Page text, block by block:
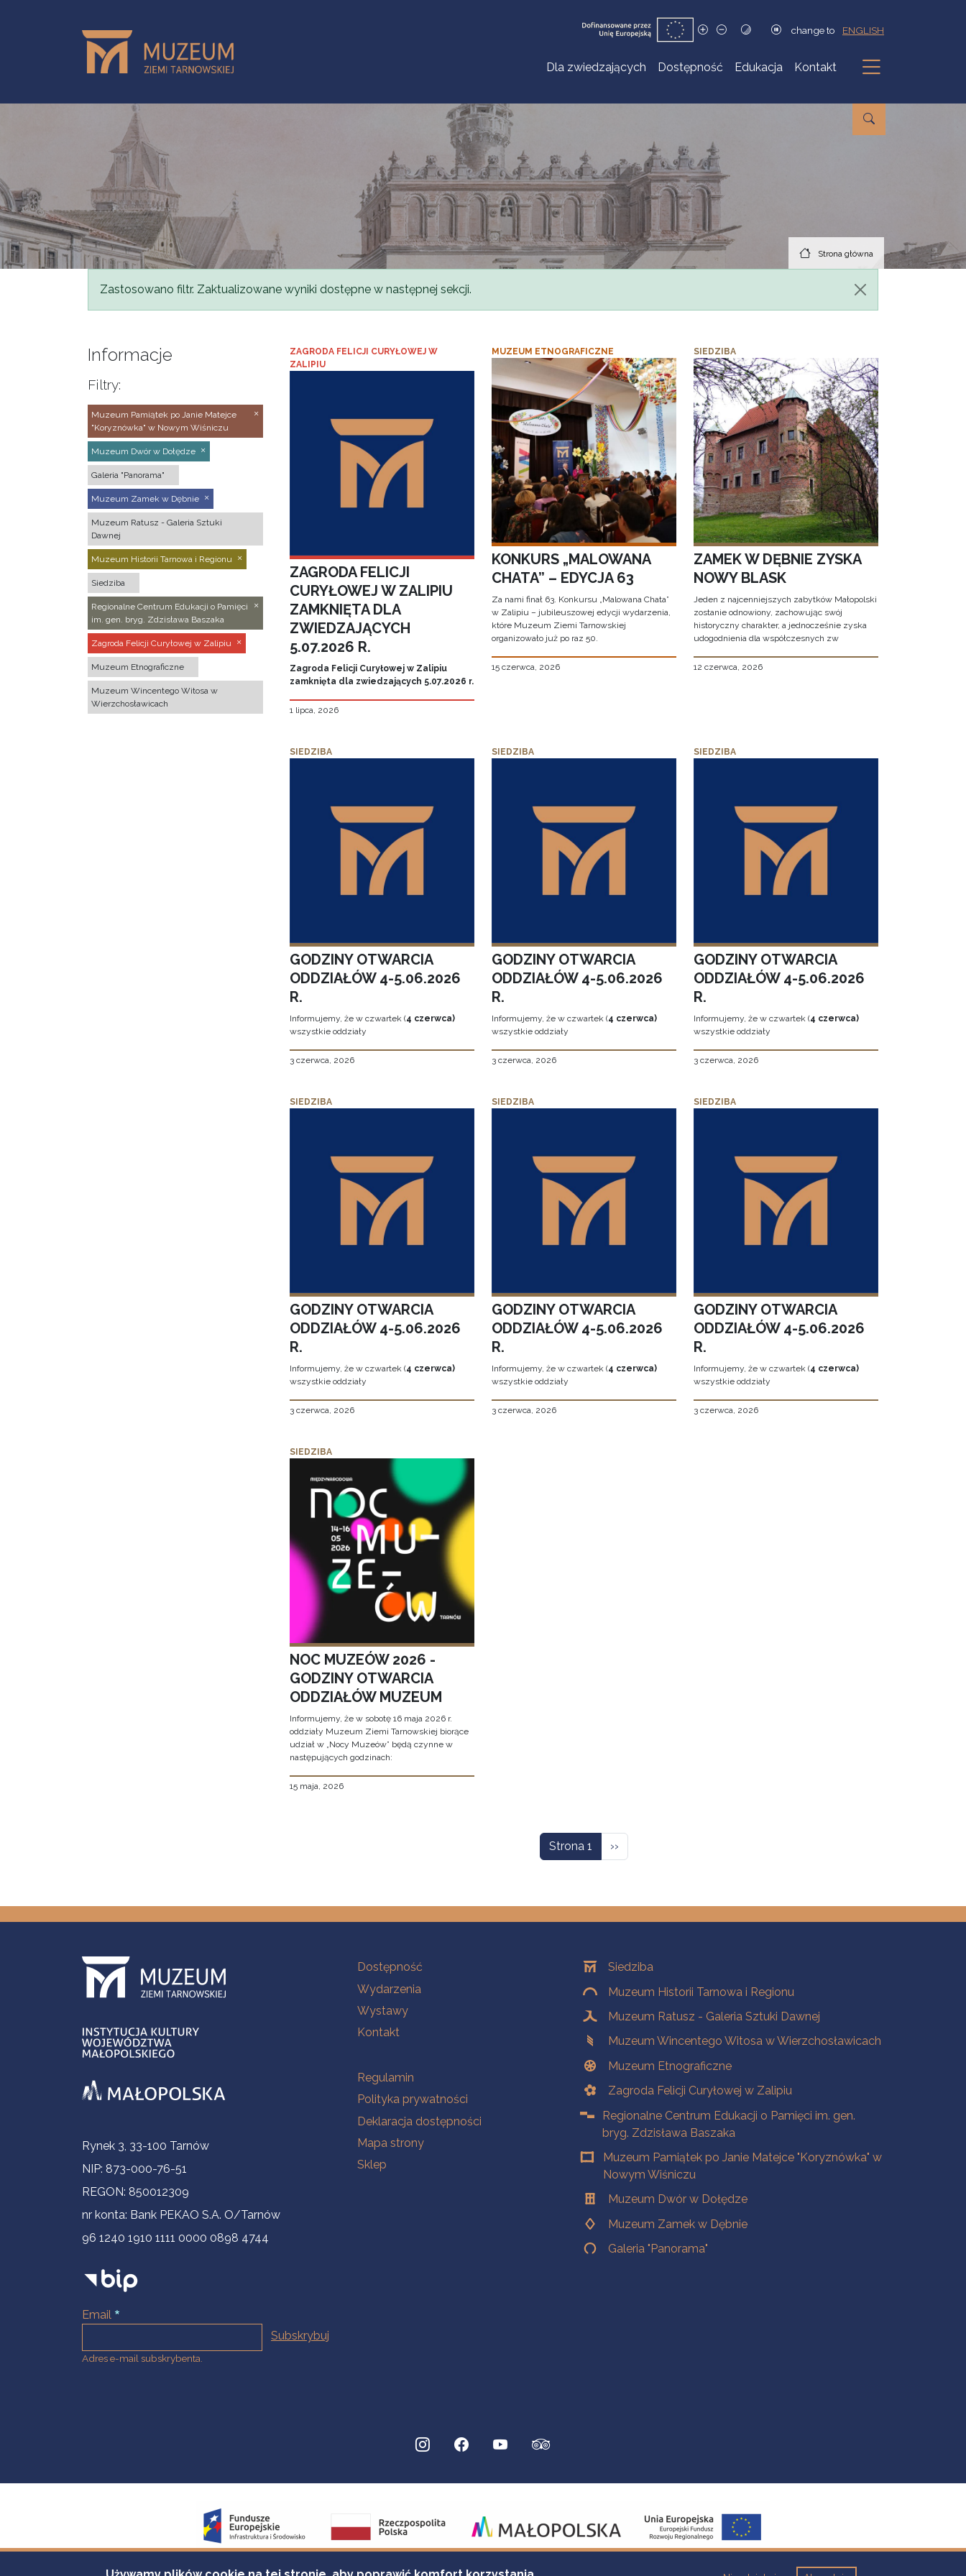
change to ENGLISH
Dla zwiedzających Dostępność Edukacja Kontakt
Podmenu
Strona główna
Komunikat
Zastosowano filtr. Zaktualizowane wyniki dostępne w następnej sekcji.
Informacje
Filtry:
Muzeum Pamiątek po Janie Matejce
"Koryznówka" w Nowym Wiśniczu
Muzeum Dwór w Dołędze
Galeria "Panorama"
Muzeum Zamek w Dębnie
Muzeum Ratusz - Galeria Sztuki
Dawnej
Muzeum Historii Tarnowa i Regionu
Siedziba
Regionalne Centrum Edukacji o Pamięci
im. gen. bryg. Zdzisława Baszaka
Zagroda Felicji Curyłowej w Zalipiu
Muzeum Etnograficzne
Muzeum Wincentego Witosa w
Wierzchosławicach
ZAGRODA FELICJI CURYŁOWEJ W
ZALIPIU
ZAGRODA FELICJI
CURYŁOWEJ W ZALIPIU
ZAMKNIĘTA DLA
ZWIEDZAJĄCYCH
5.07.2026 R.
Zagroda Felicji Curyłowej w Zalipiu
zamknięta dla zwiedzających 5.07.2026 r.
1 lipca, 2026
MUZEUM ETNOGRAFICZNE
KONKURS „MALOWANA
CHATA” – EDYCJA 63
Za nami finał 63. Konkursu „Malowana Chata”
w Zalipiu – jubileuszowej edycji wydarzenia,
które Muzeum Ziemi Tarnowskiej
organizowało już po raz 50.
15 czerwca, 2026
SIEDZIBA
ZAMEK W DĘBNIE ZYSKA
NOWY BLASK
Jeden z najcenniejszych zabytków Małopolski
zostanie odnowiony, zachowując swój
historyczny charakter, a jednocześnie zyska
udogodnienia dla współczesnych zw
12 czerwca, 2026
SIEDZIBA
GODZINY OTWARCIA
ODDZIAŁÓW 4-5.06.2026
R.
Informujemy, że w czwartek (4 czerwca)
wszystkie oddziały
3 czerwca, 2026
SIEDZIBA
GODZINY OTWARCIA
ODDZIAŁÓW 4-5.06.2026
R.
Informujemy, że w czwartek (4 czerwca)
wszystkie oddziały
3 czerwca, 2026
SIEDZIBA
GODZINY OTWARCIA
ODDZIAŁÓW 4-5.06.2026
R.
Informujemy, że w czwartek (4 czerwca)
wszystkie oddziały
3 czerwca, 2026
SIEDZIBA
GODZINY OTWARCIA
ODDZIAŁÓW 4-5.06.2026
R.
Informujemy, że w czwartek (4 czerwca)
wszystkie oddziały
3 czerwca, 2026
SIEDZIBA
GODZINY OTWARCIA
ODDZIAŁÓW 4-5.06.2026
R.
Informujemy, że w czwartek (4 czerwca)
wszystkie oddziały
3 czerwca, 2026
SIEDZIBA
GODZINY OTWARCIA
ODDZIAŁÓW 4-5.06.2026
R.
Informujemy, że w czwartek (4 czerwca)
wszystkie oddziały
3 czerwca, 2026
SIEDZIBA
NOC MUZEÓW 2026 -
GODZINY OTWARCIA
ODDZIAŁÓW MUZEUM
Informujemy, że w sobotę 16 maja 2026 r.
oddziały Muzeum Ziemi Tarnowskiej biorące
udział w „Nocy Muzeów” będą czynne w
następujących godzinach:
15 maja, 2026
Strona 1 Następna strona
››
Informacje kontaktowe
Rynek 3, 33-100 Tarnów
NIP: 873-000-76-51
REGON: 850012309
nr konta: Bank PEKAO S.A. O/Tarnów
96 1240 1910 1111 0000 0898 4744
Email
Adres e-mail subskrybenta.
Na skróty
Dostępność
Wydarzenia
Wystawy
Kontakt
Na skróty
Regulamin
Polityka prywatności
Deklaracja dostępności
Mapa strony
Sklep
OddziałySiedziba
Muzeum Historii Tarnowa i Regionu
Muzeum Ratusz - Galeria Sztuki Dawnej
Muzeum Wincentego Witosa w Wierzchosławicach
Muzeum Etnograficzne
Zagroda Felicji Curyłowej w Zalipiu
Regionalne Centrum Edukacji o Pamięci im. gen.
bryg. Zdzisława Baszaka
Muzeum Pamiątek po Janie Matejce "Koryznówka" w
Nowym Wiśniczu
Muzeum Dwór w Dołędze
Muzeum Zamek w Dębnie
Galeria "Panorama"